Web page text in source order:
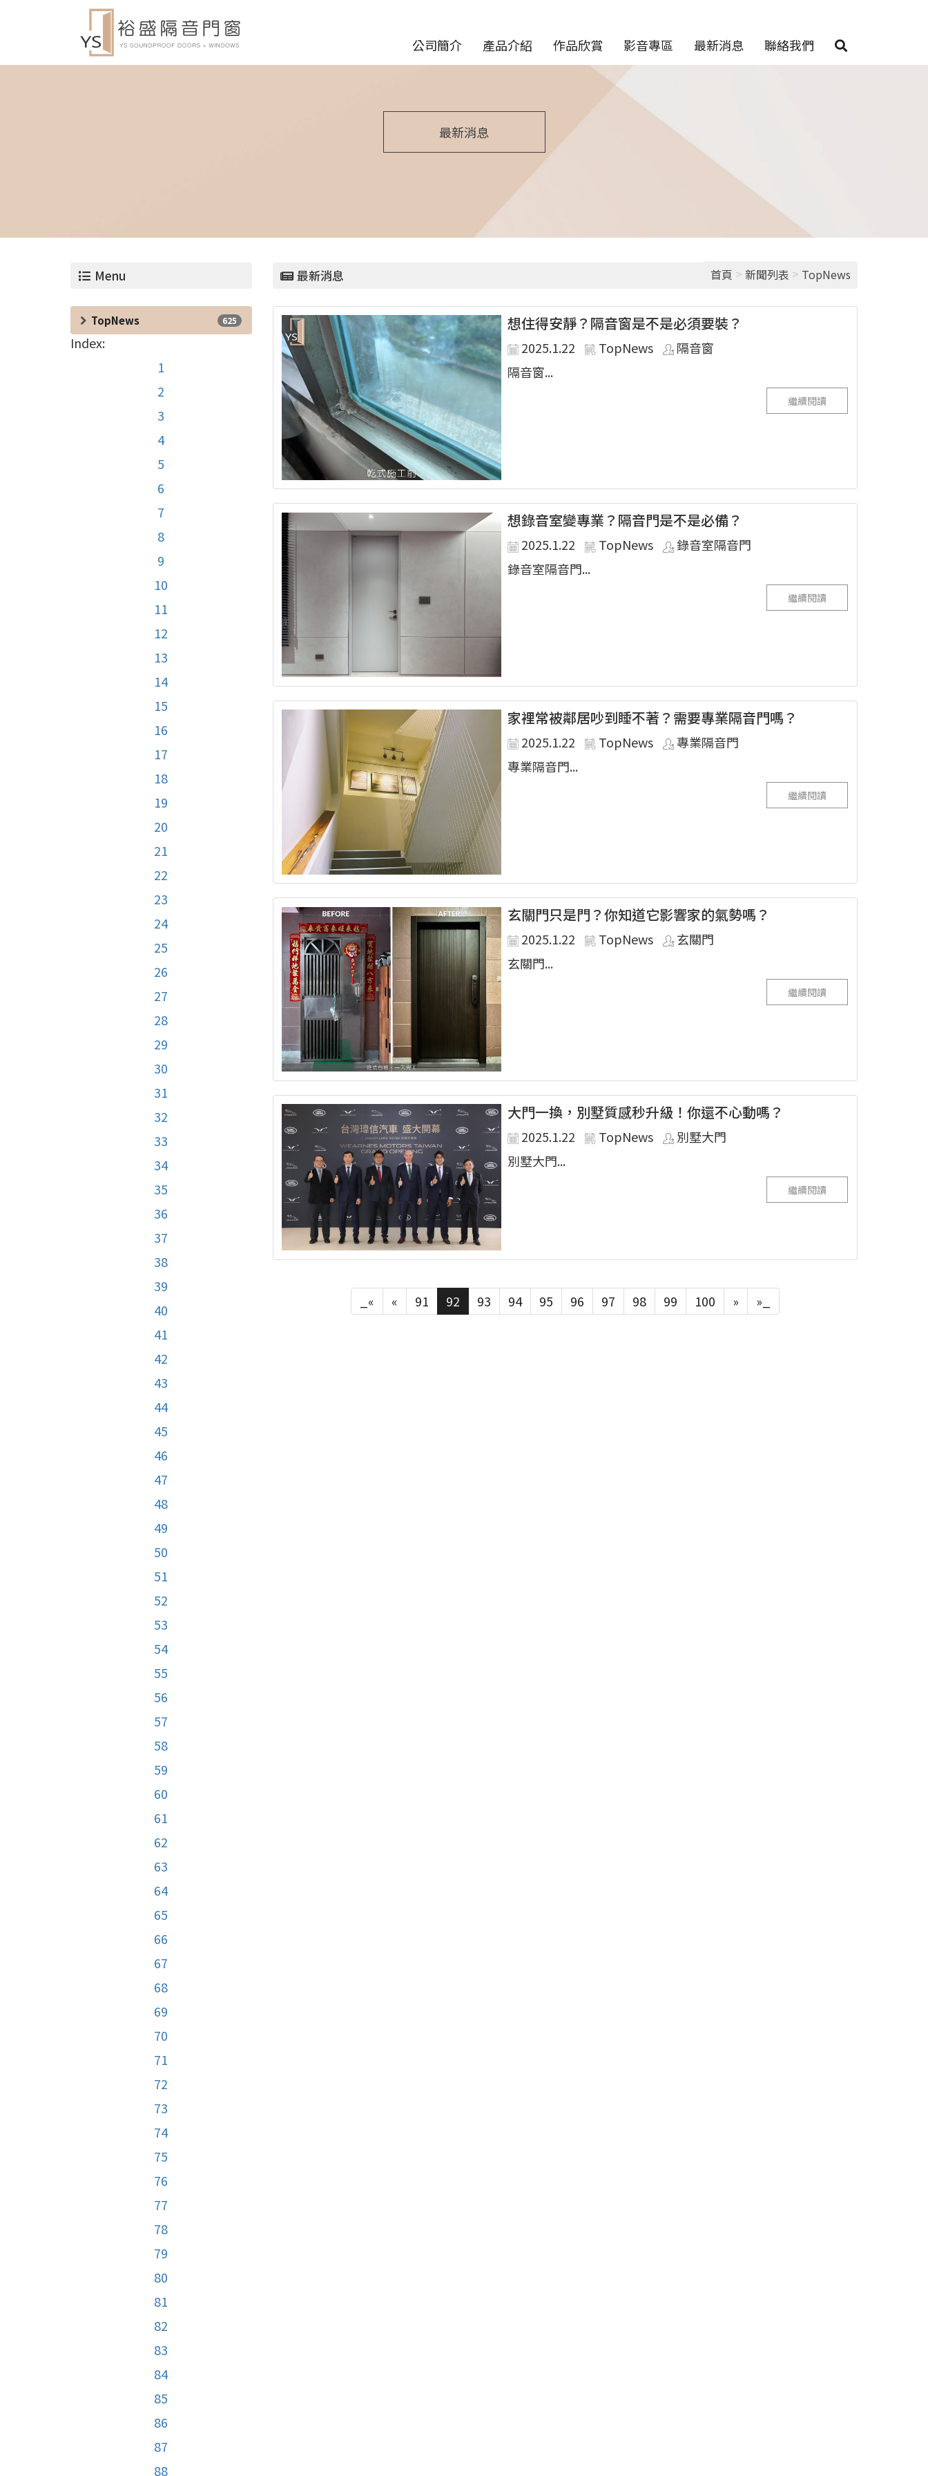
公司簡介 產品介紹 作品欣賞 影音專區 最新消息 聯絡我們
最新消息
Menu
TopNews 625
Index:
1
2
3
4
5
6
7
8
9
10
11
12
13
14
15
16
17
18
19
20
21
22
23
24
25
26
27
28
29
30
31
32
33
34
35
36
37
38
39
40
41
42
43
44
45
46
47
48
49
50
51
52
53
54
55
56
57
58
59
60
61
62
63
64
65
66
67
68
69
70
71
72
73
74
75
76
77
78
79
80
81
82
83
84
85
86
87
88
最新消息 首頁 > 新聞列表 > TopNews
想住得安靜？隔音窗是不是必須要裝？
2025.1.22 TopNews
隔音窗
隔音窗...
繼續閱讀
想錄音室變專業？隔音門是不是必備？
2025.1.22 TopNews
錄音室隔音門
錄音室隔音門...
繼續閱讀
家裡常被鄰居吵到睡不著？需要專業隔音門嗎？
2025.1.22 TopNews
專業隔音門
專業隔音門...
繼續閱讀
玄關門只是門？你知道它影響家的氣勢嗎？
2025.1.22 TopNews
玄關門
玄關門...
繼續閱讀
大門一換，別墅質感秒升級！你還不心動嗎？
2025.1.22 TopNews
別墅大門
別墅大門...
繼續閱讀
_« « 91 92 93 94 95 96 97 98 99 100 » »_